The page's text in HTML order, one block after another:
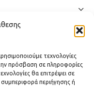
τεχνολογίες
πρόσβαση σε πληροφορίες
θα επιτρέψει σε
περιήγησης ή